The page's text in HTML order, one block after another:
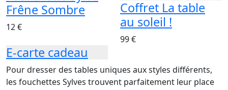
Frêne Sombre
12 €
Coffret La table
au soleil !
99 €
E-carte cadeau
Pour dresser des tables uniques aux styles différents,
les fouchettes Sylves trouvent parfaitement leur place